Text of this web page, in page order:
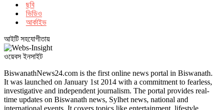
ছবি
ভিডিও
আর্কাইভ
আইটি সহযোগীতায়
ওয়েবস ইনসাইট
BiswanathNews24.com is the first online news portal in Biswanath.
It was launched on January 1st 2014 with a commitment to fearless,
investigative and independent journalism. The portal provides real-
time updates on Biswanath news, Sylhet news, national and